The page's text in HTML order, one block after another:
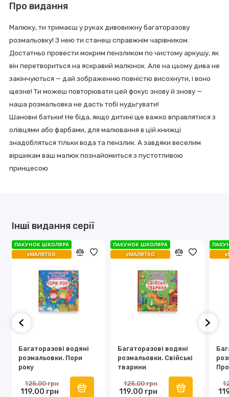
Про видання
Малюку, ти тримаєш у руках дивовижну багаторазову
розмальовку! З нею ти станеш справжнім чарівником.
Достатньо провести мокрим пензликом по чистому аркушу, як
він перетвориться на яскравий малюнок. Але на цьому дива не
закінчуються — дай зображенню повністю висохнути, і воно
щезне! Ти можеш повторювати цей фокус знову й знову —
наша розмальовка не дасть тобі нудьгувати!
Шановні батьки! Не біда, якщо дитині ще важко вправлятися з
олівцями або фарбами, для малювання в цій книжці
знадобляться тільки вода та пензлик. А завдяки веселим
віршикам ваш малюк познайомиться з пустотливою
принцесою
Інші видання серії
Багаторазові водяні
розмальовки. Пори
року
ПАКУНОК ШКОЛЯРА
єМАЛЯТКО
ПАКУНОК ШКОЛЯРА
єМАЛЯТКО
119.00 грн
125.00 грн
Багаторазовi водяні
розмальовки. Свійські
тварини
ПАКУНОК ШКОЛЯРА
єМАЛЯТКО
ПАКУНОК ШКОЛЯРА
єМАЛЯТКО
119.00 грн
125.00 грн